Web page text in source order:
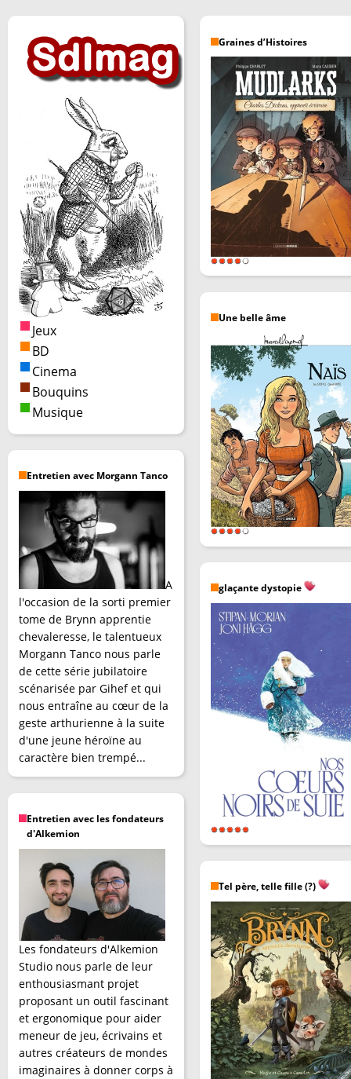
Jeux
BD
Cinema
Bouquins
Musique
Entretien avec Morgann Tanco
A
l'occasion de la sorti premier
tome de Brynn apprentie
chevaleresse, le talentueux
Morgann Tanco nous parle
de cette série jubilatoire
scénarisée par Gihef et qui
nous entraîne au cœur de la
geste arthurienne à la suite
d'une jeune héroïne au
caractère bien trempé...
Entretien avec les fondateurs
d'Alkemion
Les fondateurs d'Alkemion
Studio nous parle de leur
enthousiasmant projet
proposant un outil fascinant
et ergonomique pour aider
meneur de jeu, écrivains et
autres créateurs de mondes
imaginaires à donner corps à
Graines d’Histoires
Une belle âme
glaçante dystopie
Tel père, telle fille (?)